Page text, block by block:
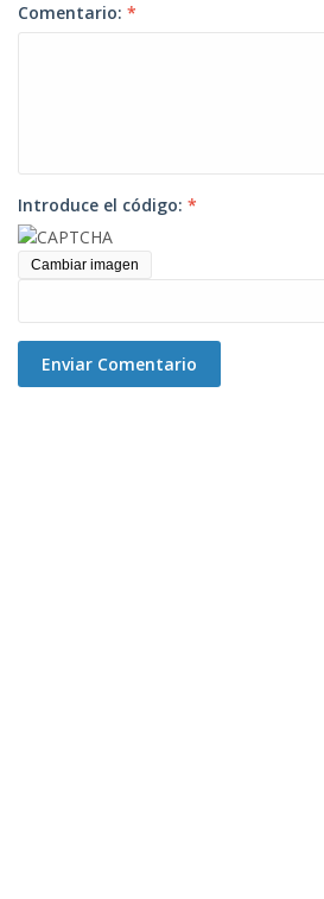
Comentario: *
Introduce el código: *
Cambiar imagen
Enviar Comentario